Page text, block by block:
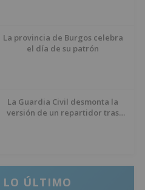
La provincia de Burgos celebra
el día de su patrón
La Guardia Civil desmonta la
versión de un repartidor tras
LO ÚLTIMO